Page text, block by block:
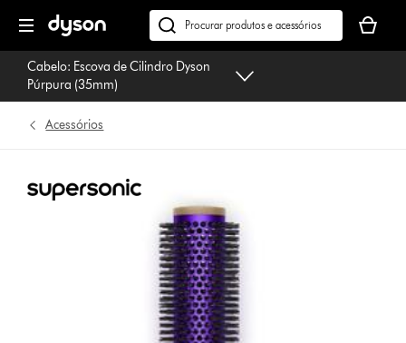
seguinte
Pesquisar
em
dyson.pt
seu
cesto
Cabelo: Escova de Cilindro Dyson
Púrpura (35mm)
Acessórios